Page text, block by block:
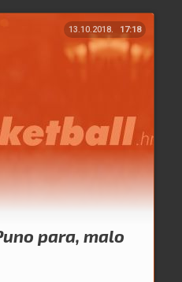
13.10.2018. 17:18
para, malo